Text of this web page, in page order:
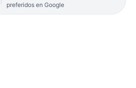
preferidos en Google